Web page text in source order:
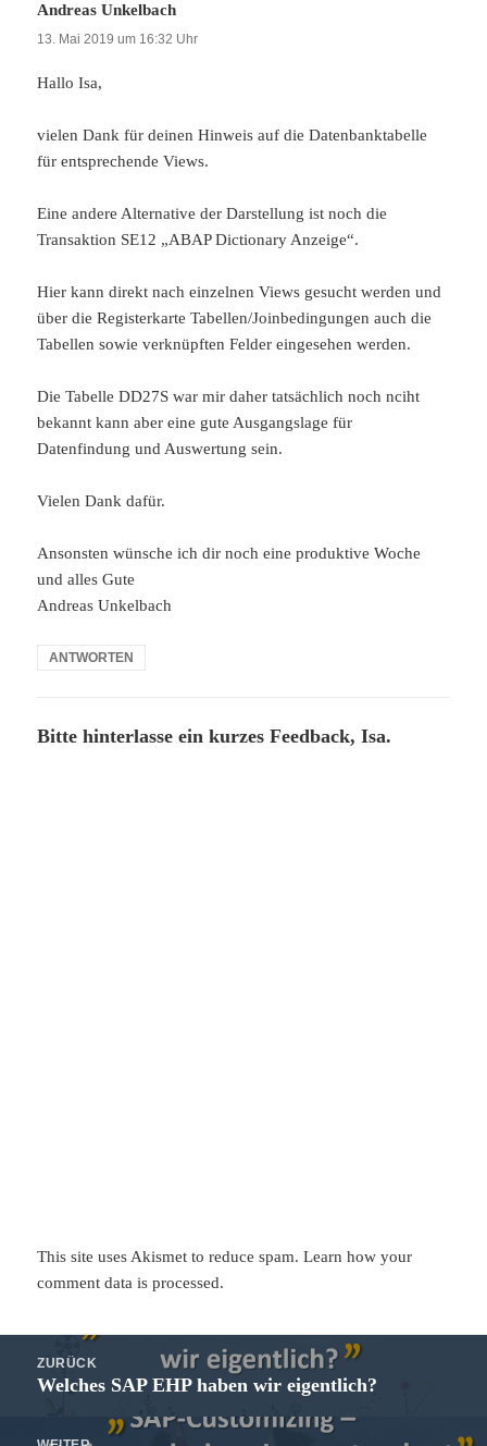
Andreas Unkelbach
13. Mai 2019 um 16:32 Uhr
Hallo Isa,
vielen Dank für deinen Hinweis auf die Datenbanktabelle
für entsprechende Views.
Eine andere Alternative der Darstellung ist noch die
Transaktion SE12 „ABAP Dictionary Anzeige“.
Hier kann direkt nach einzelnen Views gesucht werden und
über die Registerkarte Tabellen/Joinbedingungen auch die
Tabellen sowie verknüpften Felder eingesehen werden.
Die Tabelle DD27S war mir daher tatsächlich noch nciht
bekannt kann aber eine gute Ausgangslage für
Datenfindung und Auswertung sein.
Vielen Dank dafür.
Ansonsten wünsche ich dir noch eine produktive Woche
und alles Gute
Andreas Unkelbach
ANTWORTEN
Bitte hinterlasse ein kurzes Feedback, Isa.
This site uses Akismet to reduce spam.Learn how your
comment data is processed.
ZURÜCK
Vorheriger
Welches SAP EHP haben wir eigentlich?